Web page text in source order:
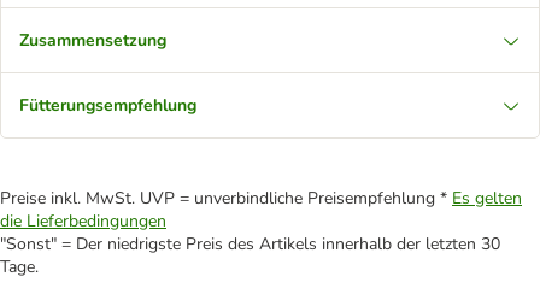
Zusammensetzung
Fütterungsempfehlung
Preise inkl. MwSt. UVP = unverbindliche Preisempfehlung * Es gelten
die Lieferbedingungen
"Sonst" = Der niedrigste Preis des Artikels innerhalb der letzten 30
Tage.